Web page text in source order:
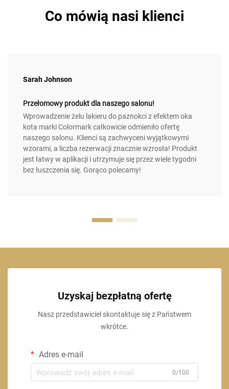
Co mówią nasi klienci
Sarah Johnson
Przełomowy produkt dla naszego salonu!
Wprowadzenie żelu lakieru do paznokci z efektem oka
kota marki Colormark całkowicie odmieniło ofertę
naszego salonu. Klienci są zachwyceni wyjątkowymi
wzorami, a liczba rezerwacji znacznie wzrosła! Produkt
jest łatwy w aplikacji i utrzymuje się przez wiele tygodni
bez łuszczenia się. Gorąco polecamy!
Uzyskaj bezpłatną ofertę
Nasz przedstawiciel skontaktuje się z Państwem
wkrótce.
Adres e-mail
0/100